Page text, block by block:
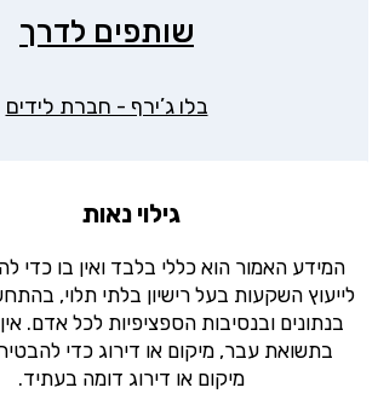
שותפים לדרך
בלו ג’ירף - חברת לידים
גילוי נאות
המידע האמור הוא כללי בלבד ואין בו כדי
לייעוץ השקעות בעל רישיון בלתי תלוי,
בנתונים ובנסיבות הספציפיות לכל אדם.
בתשואת עבר, מיקום או דירוג כדי
מיקום או דירוג דומה בעתיד.